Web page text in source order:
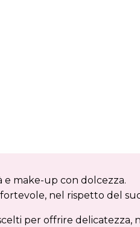
make-up con dolcezza.
nel rispetto del
per offrire delicatezza,